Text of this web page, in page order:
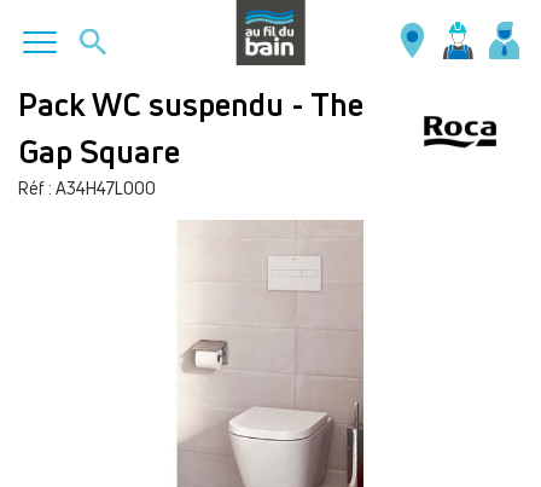
Aller
contenu
principal
Pack WC suspendu - The
Gap Square
Réf : A34H47L000